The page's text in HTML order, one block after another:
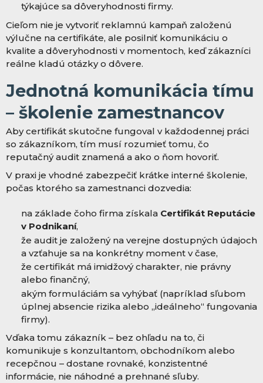
týkajúce sa dôveryhodnosti firmy.
Cieľom nie je vytvoriť reklamnú kampaň založenú
výlučne na certifikáte, ale posilniť komunikáciu o
kvalite a dôveryhodnosti v momentoch, keď zákazníci
reálne kladú otázky o dôvere.
Jednotná komunikácia tímu
– školenie zamestnancov
Aby certifikát skutočne fungoval v každodennej práci
so zákazníkom, tím musí rozumieť tomu, čo
reputačný audit znamená a ako o ňom hovoriť.
V praxi je vhodné zabezpečiť krátke interné školenie,
počas ktorého sa zamestnanci dozvedia:
na základe čoho firma získala Certifikát Reputácie
v Podnikaní,
že audit je založený na verejne dostupných údajoch
a vzťahuje sa na konkrétny moment v čase,
že certifikát má imidžový charakter, nie právny
alebo finančný,
akým formuláciám sa vyhýbať (napríklad sľubom
úplnej absencie rizika alebo „ideálneho“ fungovania
firmy).
Vďaka tomu zákazník – bez ohľadu na to, či
komunikuje s konzultantom, obchodníkom alebo
recepčnou – dostane rovnaké, konzistentné
informácie, nie náhodné a prehnané sľuby.